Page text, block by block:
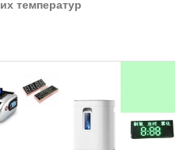
температур